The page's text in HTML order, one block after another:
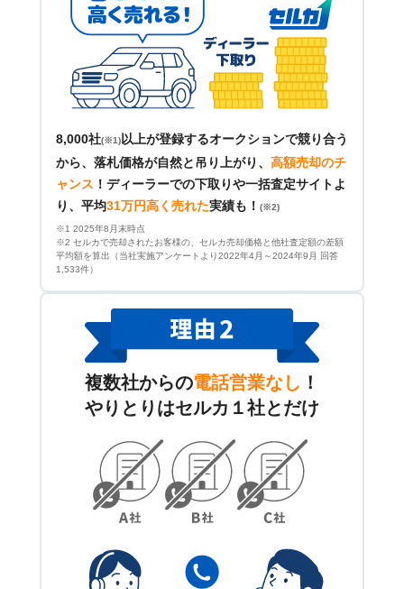
8,000社(※1) 以上が登録するオークションで競り合う
から、落札価格が自然と吊り上がり、 高額売却のチ
ャンス ！ ディーラーでの下取りや一括査定サイトよ
り、平均31万円高く売れた実績も！ (※2)
※1 2025年8月末時点
※2 セルカで売却されたお客様の、セルカ売却価格と他社査定額の差額
平均額を算出（当社実施アンケートより2022年4月～2024年9月 回答
1,533件）
複数社からの電話営業なし ！
やりとりはセルカ１社とだけ